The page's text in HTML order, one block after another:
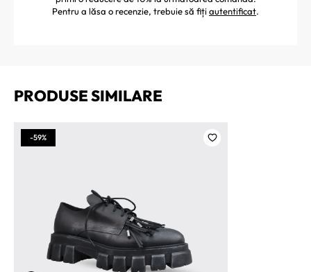
Pentru a lăsa o recenzie, trebuie să fiți autentificat.
PRODUSE SIMILARE
-59%